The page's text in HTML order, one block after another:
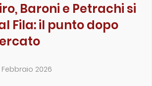
Baroni e Petrachi si
Fila: il punto dopo
Febbraio 2026